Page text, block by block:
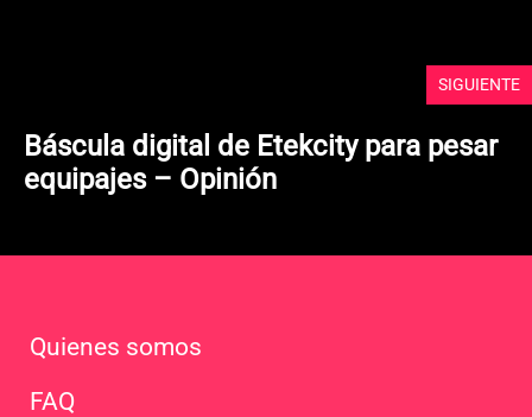
SIGUIENTE
Báscula digital de Etekcity para pesar
equipajes – Opinión
Quienes somos
FAQ